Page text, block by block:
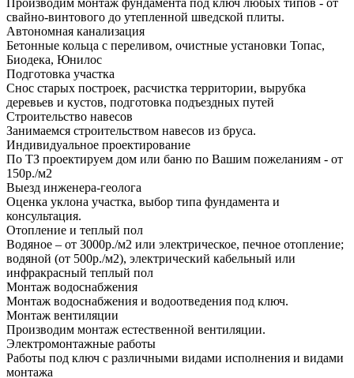
Производим монтаж фундамента под ключ любых типов - от
свайно-винтового до утепленной шведской плиты.
Автономная канализация
Бетонные кольца с переливом, очистные установки Топас,
Биодека, Юнилос
Подготовка участка
Снос старых построек, расчистка территории, вырубка
деревьев и кустов, подготовка подъездных путей
Строительство навесов
Занимаемся строительством навесов из бруса.
Индивидуальное проектирование
По ТЗ проектируем дом или баню по Вашим пожеланиям - от
150р./м2
Выезд инженера-геолога
Оценка уклона участка, выбор типа фундамента и
консультация.
Отопление и теплый пол
Водяное – от 3000р./м2 или электрическое, печное отопление;
водяной (от 500р./м2), электрический кабельный или
инфракрасный теплый пол
Монтаж водоснабжения
Монтаж водоснабжения и водоотведения под ключ.
Монтаж вентиляции
Производим монтаж естественной вентиляции.
Электромонтажные работы
Работы под ключ с различными видами исполнения и видами
монтажа